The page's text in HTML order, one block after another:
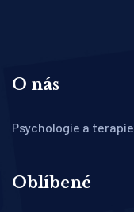
O nás
Psychologie a terapie
Oblíbené